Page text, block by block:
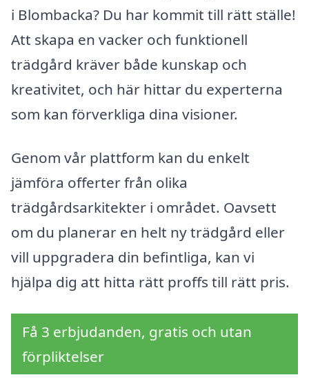
i Blombacka? Du har kommit till rätt ställe!
Att skapa en vacker och funktionell
trädgård kräver både kunskap och
kreativitet, och här hittar du experterna
som kan förverkliga dina visioner.
Genom vår plattform kan du enkelt
jämföra offerter från olika
trädgårdsarkitekter i området. Oavsett
om du planerar en helt ny trädgård eller
vill uppgradera din befintliga, kan vi
hjälpa dig att hitta rätt proffs till rätt pris.
Få 3 erbjudanden, gratis och utan
förpliktelser